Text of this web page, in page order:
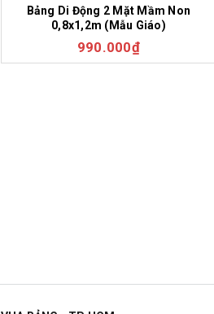
Bảng Di Động 2 Mặt Mầm Non
0,8x1,2m (Mẫu Giáo)
990.000₫